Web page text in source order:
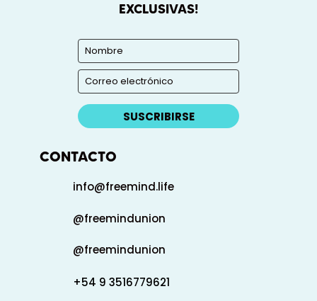
EXCLUSIVAS!
SUSCRIBIRSE
CONTACTO
info@freemind.life
@freemindunion
@freemindunion
+54 9 3516779621